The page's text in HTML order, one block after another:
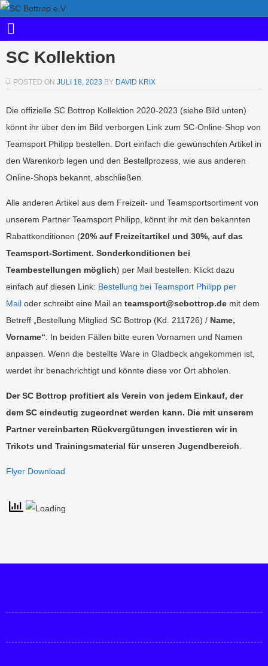
SC Kollektion
POSTED ON JULI 18, 2023 BY DAVID KRIX
Die offizielle SC Bottrop Kollektion 2020-2023 (siehe Bild unten)
könnt ihr über den im Bild verborgen Link zum SC-Online-Shop von
Teamsport Philipp bestellen. Dort einfach die gewünschten Artikel in
den Warenkorb legen und den Bestellprozess, wie aus anderen
Online-Shops bekannt, abschließen.
Alle anderen Artikel aus dem Freizeit- und Teamsportsortiment von
unserem Partner Teamsport Philipp, könnt ihr mit den bekannten
Rabattkonditionen (20% auf Freizeitartikel und 30%, auf das
Teamsport-Sortiment. Sonderkonditionen bei
Teambestellungen möglich) per Mail bestellen. Klickt dazu
einfach auf diesen Link: Bestellung bei Teamsport Philipp per
Mail oder schreibt eine Mail an teamsport@scbottrop.de mit dem
Betreff „Bestellung Mitglied SC Bottrop (Kd. 211726) / Name,
Vorname“ . In beiden Fällen bitte euren Vornamen und Namen
anpassen. Wenn die bestellte Ware in Gladbeck angekommen ist,
werdet ihr benachrichtigt und könnte diese vor Ort abholen.
Der SC Bottrop profitiert als Verein von jedem Einkauf, der
dem SC eindeutig zugeordnet werden kann. Die mit unserem
Partner vereinbarten Rückvergütungen investieren wir in
Trikots und Trainingsmaterial für unseren Jugendbereich
Flyer Download